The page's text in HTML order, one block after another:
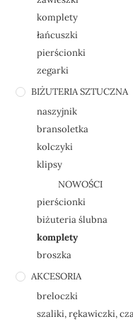
komplety
łańcuszki
pierścionki
zegarki
BIŻUTERIA SZTUCZNA
naszyjnik
bransoletka
kolczyki
klipsy
NOWOŚCI
pierścionki
biżuteria ślubna
komplety
broszka
AKCESORIA
breloczki
szaliki, rękawiczki,